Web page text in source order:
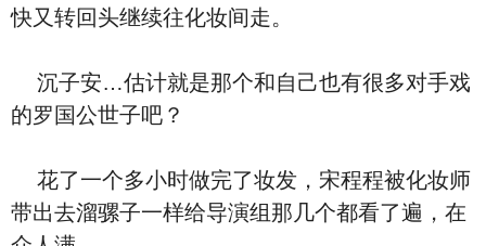
快又转回头继续往化妆间走。
沉子安…估计就是那个和自己也有很多对手戏
的罗国公世子吧？
花了一个多小时做完了妆发，宋程程被化妆师
带出去溜骡子一样给导演组那几个都看了遍，在